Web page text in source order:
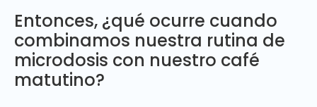
Entonces, ¿qué ocurre cuando
combinamos nuestra rutina de
microdosis con nuestro café
matutino?